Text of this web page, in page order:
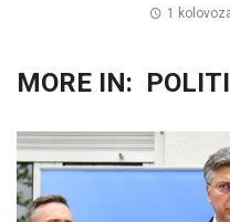
1
MORE IN: